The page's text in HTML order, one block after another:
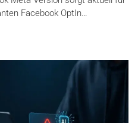
Facebook OptIn…